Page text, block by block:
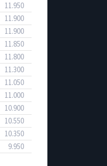
11.950
11.900
11.900
11.850
11.800
11.300
11.050
11.000
10.900
10.550
10.350
9.950